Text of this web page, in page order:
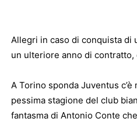
Allegri in caso di conquista di
un ulteriore anno di contratto,
A Torino sponda Juventus
pessima stagione del club
fantasma di Antonio Conte